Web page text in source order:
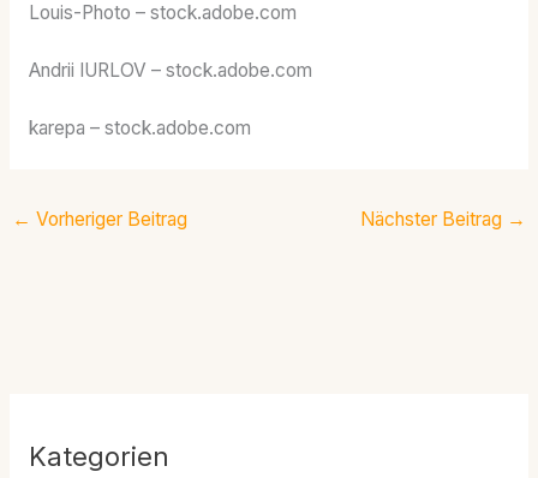
Louis-Photo – stock.adobe.com
Andrii IURLOV – stock.adobe.com
karepa – stock.adobe.com
← Vorheriger Beitrag Nächster Beitrag →
Kategorien